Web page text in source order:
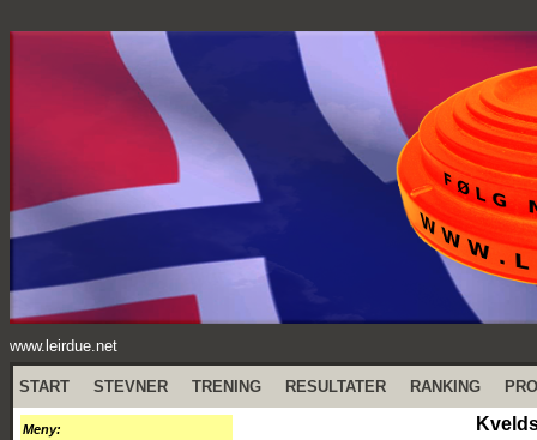
www.leirdue.net
START STEVNER TRENING RESULTATER RANKING
Meny: